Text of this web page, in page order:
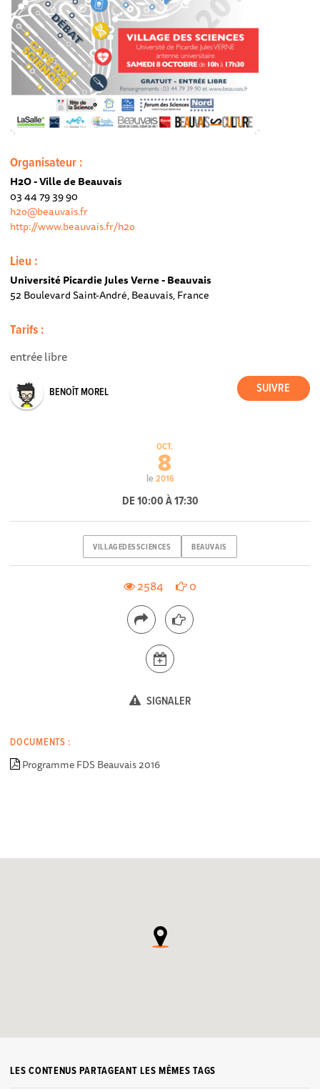
Organisateur :
H2O - Ville de Beauvais
03 44 79 39 90
h2o@beauvais.fr
http://www.beauvais.fr/h2o
Lieu :
Université Picardie Jules Verne - Beauvais
52 Boulevard Saint-André, Beauvais, France
Tarifs :
entrée libre
BENOÎT MOREL
le
OCT.
8
2016
DE 10:00 À 17:30
VILLAGEDESSCIENCES BEAUVAIS
2584 0
SIGNALER
DOCUMENTS :
Programme FDS Beauvais 2016
LES CONTENUS PARTAGEANT LES MÊMES TAGS